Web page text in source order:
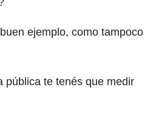
ejemplo, como tampoco
pública te tenés que medir